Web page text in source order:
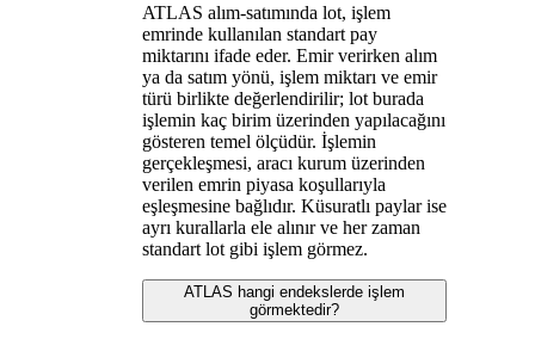
ATLAS alım-satımında lot, işlem
emrinde kullanılan standart pay
miktarını ifade eder. Emir verirken alım
ya da satım yönü, işlem miktarı ve emir
türü birlikte değerlendirilir; lot burada
işlemin kaç birim üzerinden yapılacağını
gösteren temel ölçüdür. İşlemin
gerçekleşmesi, aracı kurum üzerinden
verilen emrin piyasa koşullarıyla
eşleşmesine bağlıdır. Küsuratlı paylar ise
ayrı kurallarla ele alınır ve her zaman
standart lot gibi işlem görmez.
ATLAS hangi endekslerde işlem
görmektedir?